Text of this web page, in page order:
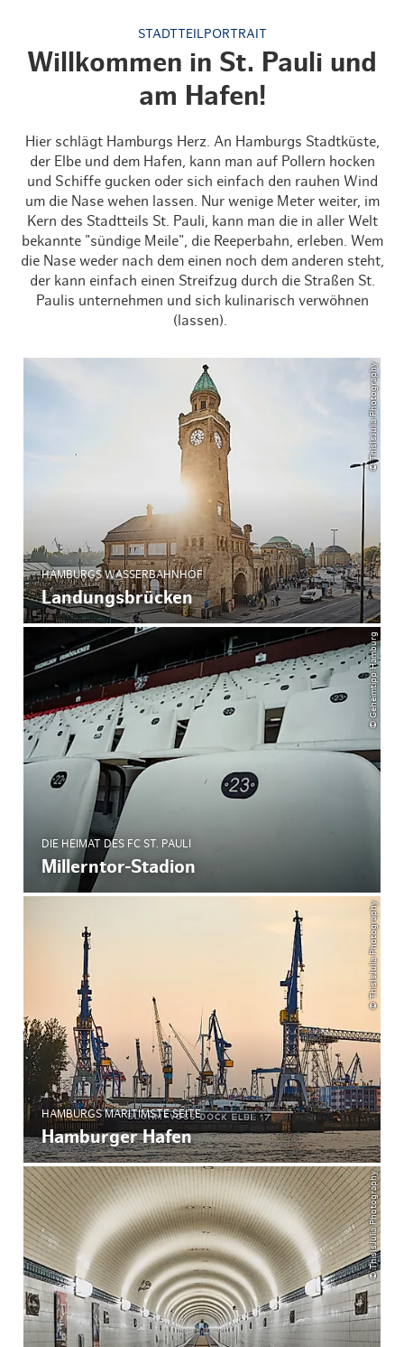
STADTTEILPORTRAIT
Willkommen in St. Pauli und
am Hafen!
Hier schlägt Hamburgs Herz. An Hamburgs Stadtküste,
der Elbe und dem Hafen, kann man auf Pollern hocken
und Schiffe gucken oder sich einfach den rauhen Wind
um die Nase wehen lassen. Nur wenige Meter weiter, im
Kern des Stadtteils St. Pauli, kann man die in aller Welt
bekannte "sündige Meile", die Reeperbahn, erleben. Wem
die Nase weder nach dem einen noch dem anderen steht,
der kann einfach einen Streifzug durch die Straßen St.
Paulis unternehmen und sich kulinarisch verwöhnen
(lassen).
© ThisIsJulia Photography
HAMBURGS WASSERBAHNHOF
Landungsbrücken
© Geheimtipp Hamburg
DIE HEIMAT DES FC ST. PAULI
Millerntor-Stadion
© ThisIsJulia Photography
HAMBURGS MARITIMSTE SEITE
Hamburger Hafen
© ThisIsJulia Photography